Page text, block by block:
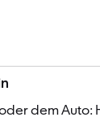
dem Auto: